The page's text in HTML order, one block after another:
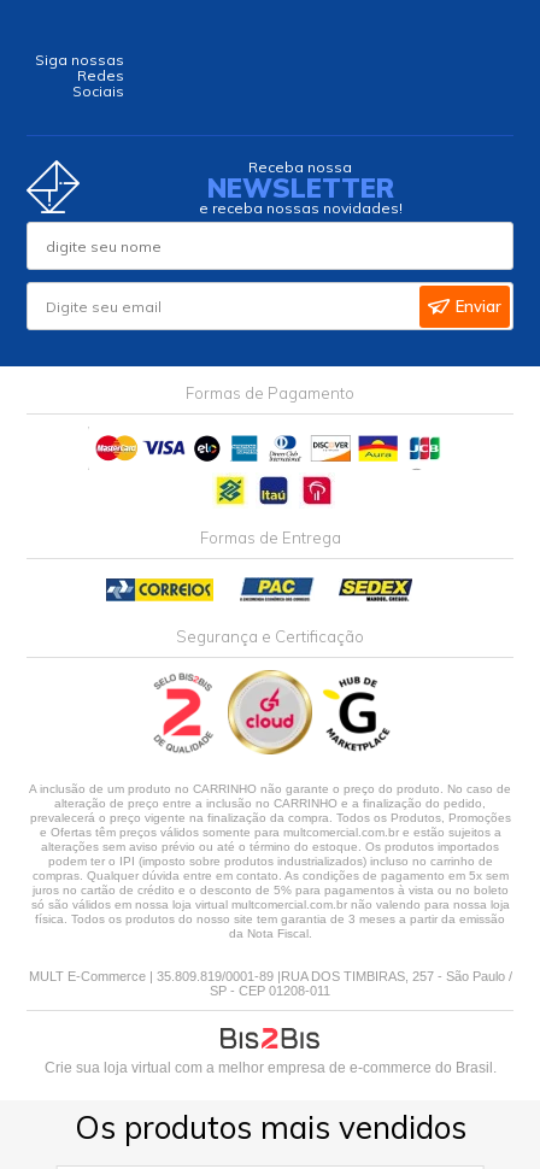
Siga nossas
Redes
Sociais
Receba nossa
NEWSLETTER
e receba nossas novidades!
Enviar
Formas de Pagamento
Formas de Entrega
Segurança e Certificação
A inclusão de um produto no CARRINHO não garante o preço do produto. No caso de
alteração de preço entre a inclusão no CARRINHO e a finalização do pedido,
prevalecerá o preço vigente na finalização da compra. Todos os Produtos, Promoções
e Ofertas têm preços válidos somente para multcomercial.com.br e estão sujeitos a
alterações sem aviso prévio ou até o término do estoque. Os produtos importados
podem ter o IPI (imposto sobre produtos industrializados) incluso no carrinho de
compras. Qualquer dúvida entre em contato. As condições de pagamento em 5x sem
juros no cartão de crédito e o desconto de 5% para pagamentos à vista ou no boleto
só são válidos em nossa loja virtual multcomercial.com.br não valendo para nossa loja
física. Todos os produtos do nosso site tem garantia de 3 meses a partir da emissão
da Nota Fiscal.
MULT E-Commerce | 35.809.819/0001-89 |RUA DOS TIMBIRAS, 257 - São Paulo /
SP - CEP 01208-011
Crie sua loja virtual com a melhor empresa de e-commerce do Brasil.
Os produtos mais vendidos